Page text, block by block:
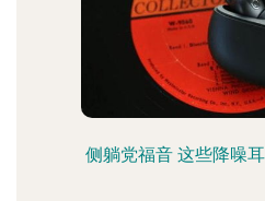
侧躺党福音 这些降噪